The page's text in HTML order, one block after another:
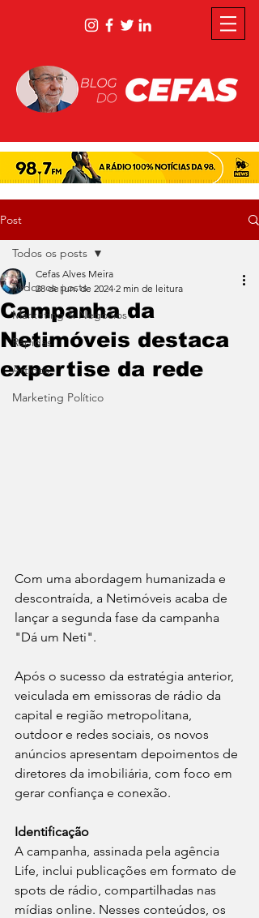
Post
Todos os posts
Marketing & Negócios
Rápidas
Artigos
Marketing Político
Todos os posts
Campanha da
Netimóveis destaca
expertise da rede
Cefas Alves Meira
28 de jun. de 2024 2 min de leitura
Com uma abordagem humanizada e
descontraída, a Netimóveis acaba de
lançar a segunda fase da campanha
"Dá um Neti".
Após o sucesso da estratégia anterior,
veiculada em emissoras de rádio da
capital e região metropolitana,
outdoor e redes sociais, os novos
anúncios apresentam depoimentos de
diretores da imobiliária, com foco em
gerar confiança e conexão.
Identificação
A campanha, assinada pela agência
Life, inclui publicações em formato de
spots de rádio, compartilhadas nas
mídias online. Nesses conteúdos, os